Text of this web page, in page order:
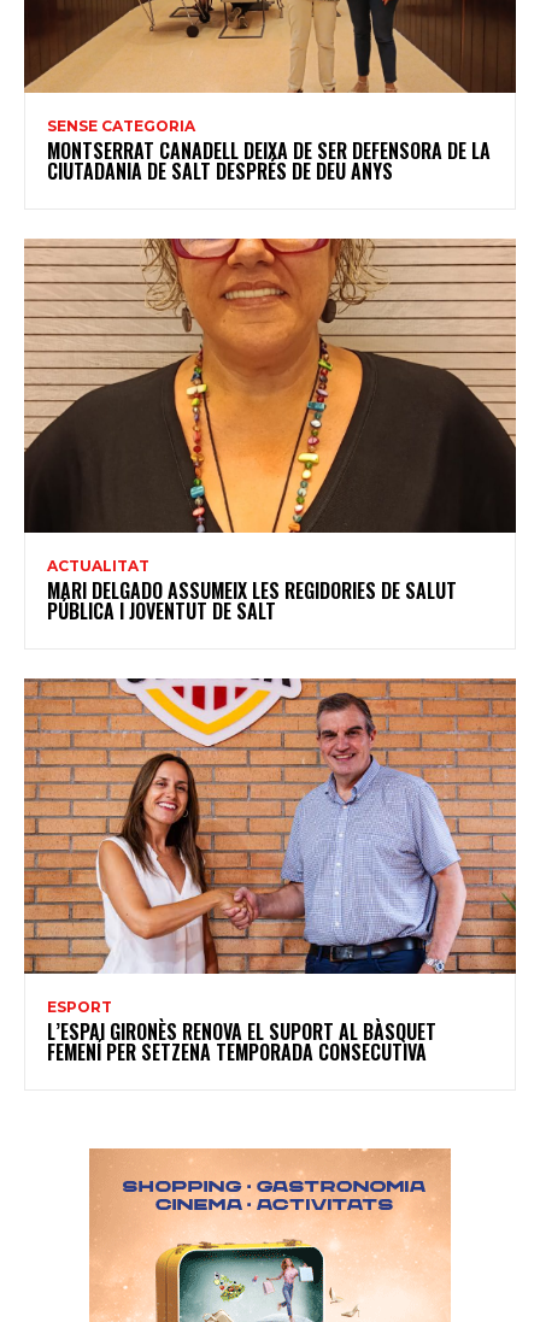
SENSE CATEGORIA
MONTSERRAT CANADELL DEIXA DE SER DEFENSORA DE LA
CIUTADANIA DE SALT DESPRÉS DE DEU ANYS
ACTUALITAT
MARI DELGADO ASSUMEIX LES REGIDORIES DE SALUT
PÚBLICA I JOVENTUT DE SALT
ESPORT
L’ESPAI GIRONÈS RENOVA EL SUPORT AL BÀSQUET
FEMENÍ PER SETZENA TEMPORADA CONSECUTIVA